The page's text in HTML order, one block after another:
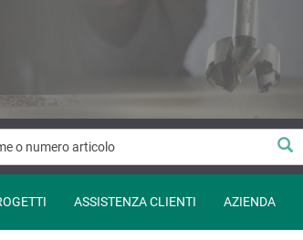
ASSISTENZA CLIENTI AZIENDA